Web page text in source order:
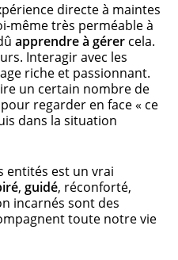
directe à maintes
même très perméable à
apprendre à gérer cela.
Interagir avec les
riche et passionnant.
un certain nombre de
regarder en face « ce
dans la situation
entités est un vrai
, guidé, réconforté,
incarnés sont des
toute notre vie